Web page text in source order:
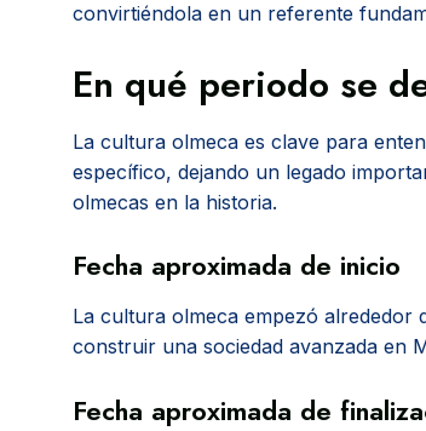
convirtiéndola en un referente
En qué periodo se
La cultura olmeca es clave para
específico, dejando un legado
olmecas en la historia.
Fecha aproximada de inicio
La cultura olmeca empezó alrededor
construir una sociedad avanzada en
Fecha aproximada de